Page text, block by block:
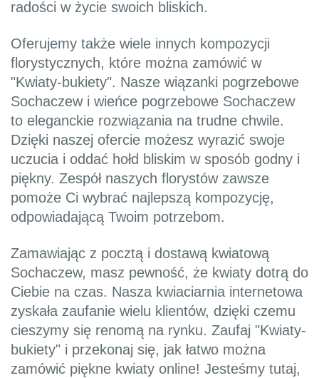
radości w życie swoich bliskich.
Oferujemy także wiele innych kompozycji
florystycznych, które można zamówić w
"Kwiaty-bukiety". Nasze wiązanki pogrzebowe
Sochaczew i wieńce pogrzebowe Sochaczew
to eleganckie rozwiązania na trudne chwile.
Dzięki naszej ofercie możesz wyrazić swoje
uczucia i oddać hołd bliskim w sposób godny i
piękny. Zespół naszych florystów zawsze
pomoże Ci wybrać najlepszą kompozycję,
odpowiadającą Twoim potrzebom.
Zamawiając z pocztą i dostawą kwiatową
Sochaczew, masz pewność, że kwiaty dotrą do
Ciebie na czas. Nasza kwiaciarnia internetowa
zyskała zaufanie wielu klientów, dzięki czemu
cieszymy się renomą na rynku. Zaufaj "Kwiaty-
bukiety" i przekonaj się, jak łatwo można
zamówić piękne kwiaty online! Jesteśmy tutaj,